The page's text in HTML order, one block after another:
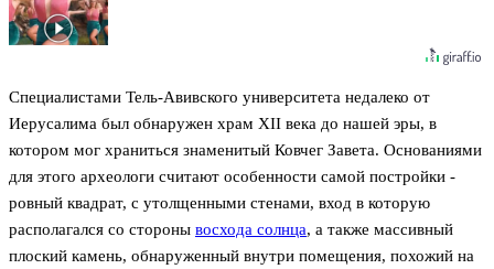
Специалистами Тель-Авивского университета недалеко от
Иерусалима был обнаружен храм XII века до нашей эры, в
котором мог храниться знаменитый Ковчег Завета. Основаниями
для этого археологи считают особенности самой постройки -
ровный квадрат, с утолщенными стенами, вход в которую
располагался со стороны восхода солнца, а также массивный
плоский камень, обнаруженный внутри помещения, похожий на